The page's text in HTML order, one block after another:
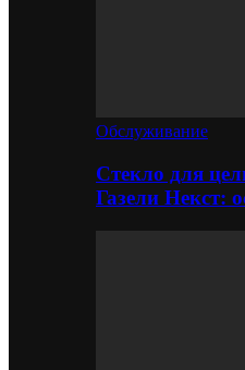
Обслуживание
Стекло для
Газели Некст: